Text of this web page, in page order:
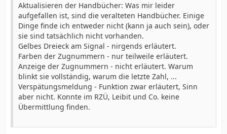
Aktualisieren der Handbücher: Was mir leider
aufgefallen ist, sind die veralteten Handbücher. Einige
Dinge finde ich entweder nicht (kann ja auch sein), oder
sie sind tatsächlich nicht vorhanden.
Gelbes Dreieck am Signal - nirgends erläutert.
Farben der Zugnummern - nur teilweile erläutert.
Anzeige der Zugnummern - nicht erläutert. Warum
blinkt sie vollständig, warum die letzte Zahl, ...
Verspätungsmeldung - Funktion zwar erläutert, Sinn
aber nicht. Konnte im RZÜ, Leibit und Co. keine
Übermittlung finden.